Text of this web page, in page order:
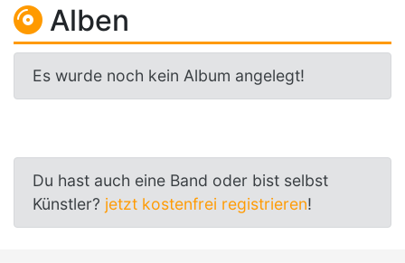
Alben
Es wurde noch kein Album angelegt!
Du hast auch eine Band oder bist selbst
Künstler? jetzt kostenfrei registrieren!